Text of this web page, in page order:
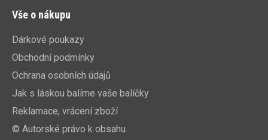
Vše o nákupu
Dárkové poukazy
Obchodní podmínky
Ochrana osobních údajů
Jak s láskou balíme vaše balíčky
Reklamace, vrácení zboží
© Autorské právo k obsahu